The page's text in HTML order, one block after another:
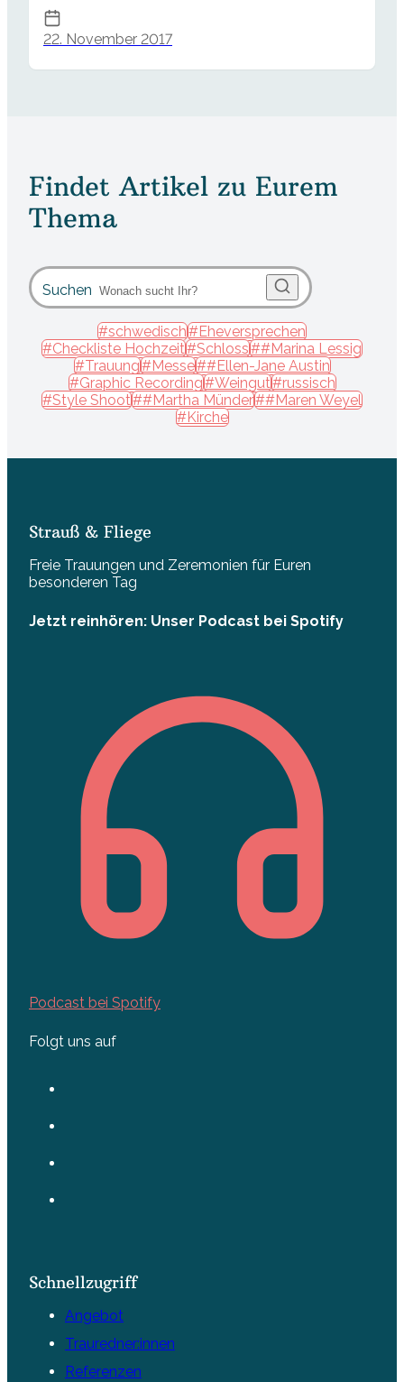
22. November 2017
Findet Artikel zu Eurem
Thema
Suchen
#schwedisch#Eheversprechen
#Checkliste Hochzeit#Schloss##Marina Lessig
#Trauung#Messe##Ellen-Jane Austin
#Graphic Recording#Weingut#russisch
#Style Shoot##Martha Münder##Maren Weyel
#Kirche
Strauß & Fliege
Freie Trauungen und Zeremonien für Euren
besonderen Tag
Jetzt reinhören: Unser Podcast bei Spotify
Podcast bei Spotify
Folgt uns auf
Schnellzugriff
Angebot
Trauredner:innen
Referenzen